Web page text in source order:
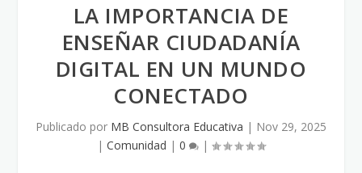
LA IMPORTANCIA DE
ENSEÑAR CIUDADANÍA
DIGITAL EN UN MUNDO
CONECTADO
Publicado por MB Consultora Educativa | Nov 29, 2025
| Comunidad | 0 |